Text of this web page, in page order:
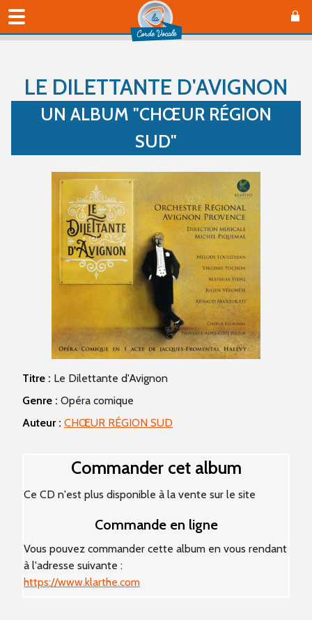
LE DILETTANTE D'AVIGNON
UN ALBUM "CHŒUR RÉGION
SUD"
Titre : Le Dilettante d'Avignon
Genre : Opéra comique
Auteur : CHŒUR RÉGION SUD
Commander cet album
Ce CD n'est plus disponible à la vente sur le site
Commande en ligne
Vous pouvez commander cette album en vous rendant
à l'adresse suivante :
https://www.klarthe.com